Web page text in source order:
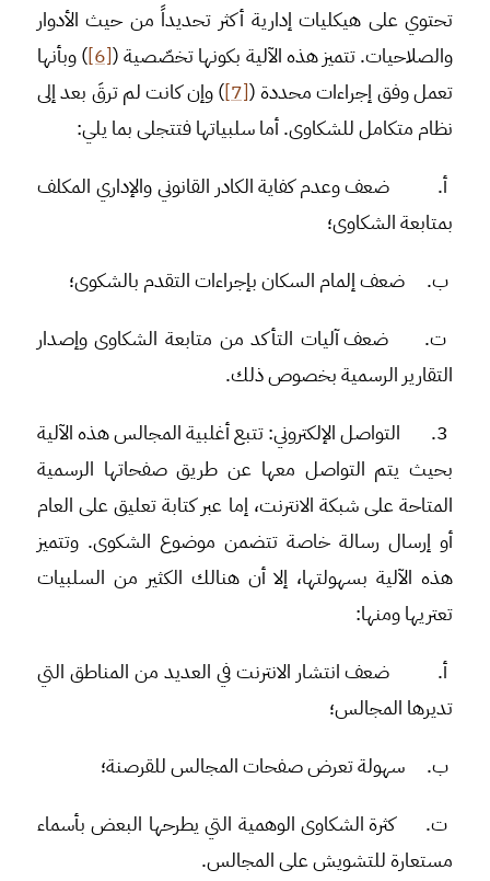
تحتوي على هيكليات إدارية أكثر تحديداً من حيث الأدوار
والصلاحيات. تتميز هذه الآلية بكونها تخصّصية ([6]) وبأنها
تعمل وفق إجراءات محددة ([7]) وإن كانت لم ترقَ بعد إلى
نظام متكامل للشكاوى. أما سلبياتها فتتجلى بما يلي:
أ‌. ضعف وعدم كفاية الكادر القانوني والإداري المكلف
بمتابعة الشكاوى؛
ب‌. ضعف إلمام السكان بإجراءات التقدم بالشكوى؛
ت‌.ضعف آليات التأكد من متابعة الشكاوى وإصدار
التقارير الرسمية بخصوص ذلك.
التواصل الإلكتروني: تتبع أغلبية المجالس هذه الآلية
بحيث يتم التواصل معها عن طريق صفحاتها الرسمية
المتاحة على شبكة الانترنت، إما عبر كتابة تعليق على العام
أو إرسال رسالة خاصة تتضمن موضوع الشكوى. وتتميز
هذه الآلية بسهولتها، إلا أن هنالك الكثير من السلبيات
تعتريها ومنها:
أ‌.ضعف انتشار الانترنت في العديد من المناطق التي
تديرها المجالس؛
ب‌. سهولة تعرض صفحات المجالس للقرصنة؛
ت‌.كثرة الشكاوى الوهمية التي يطرحها البعض بأسماء
مستعارة للتشويش على المجالس.